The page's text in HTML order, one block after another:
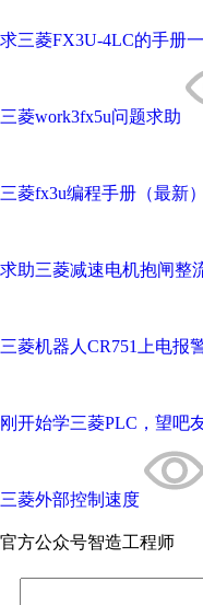
求三菱FX3U-4LC的手册
三菱work3fx5u问题求助
三菱fx3u编程手册（最新）
求助三菱减速电机抱闸整
三菱机器人CR751上电报
刚开始学三菱PLC，望吧
三菱外部控制速度
官方公众号智造工程师